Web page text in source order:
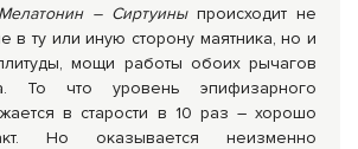
Мелатонин – Сиртуиныпроисходит не
в ту или иную сторону маятника, но и
мощи работы обоих рычагов
То что уровень эпифизарного
в старости в 10 раз – хорошо
Но оказывается неизменно